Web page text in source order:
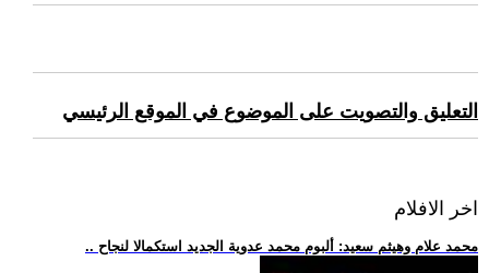
التعليق والتصويت على الموضوع في الموقع الرئيسي
اخر الافلام
.. محمد علام وهيثم سعيد: ألبوم محمد عدوية الجديد استكمالا لنجاح